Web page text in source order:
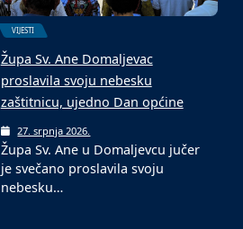
VIJESTI
Župa Sv. Ane Domaljevac
proslavila svoju nebesku
zaštitnicu, ujedno Dan općine
27. srpnja 2026.
Župa Sv. Ane u Domaljevcu jučer
je svečano proslavila svoju
nebesku…